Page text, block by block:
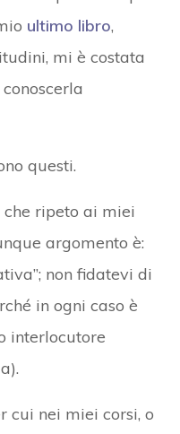
ultimo libro,
mi è costata
questi.
ripeto ai miei
argomento è:
non fidatevi di
in ogni caso è
interlocutore
cui nei miei corsi, o